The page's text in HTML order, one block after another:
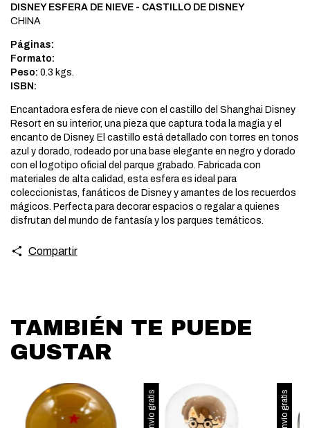
DISNEY ESFERA DE NIEVE - CASTILLO DE DISNEY
CHINA
Páginas:
Formato:
Peso: 0.3 kgs.
ISBN:
Encantadora esfera de nieve con el castillo del Shanghai Disney
Resort en su interior, una pieza que captura toda la magia y el
encanto de Disney. El castillo está detallado con torres en tonos
azul y dorado, rodeado por una base elegante en negro y dorado
con el logotipo oficial del parque grabado. Fabricada con
materiales de alta calidad, esta esfera es ideal para
coleccionistas, fanáticos de Disney y amantes de los recuerdos
mágicos. Perfecta para decorar espacios o regalar a quienes
disfrutan del mundo de fantasía y los parques temáticos.
Compartir
TAMBIÉN TE PUEDE
GUSTAR
Envío gratis Envío gratis